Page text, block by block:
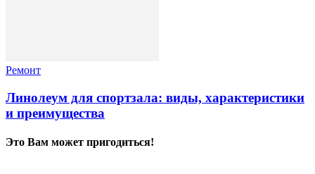
Ремонт
Линолеум для спортзала: виды, характеристики
и преимущества
Это Вам может пригодиться!